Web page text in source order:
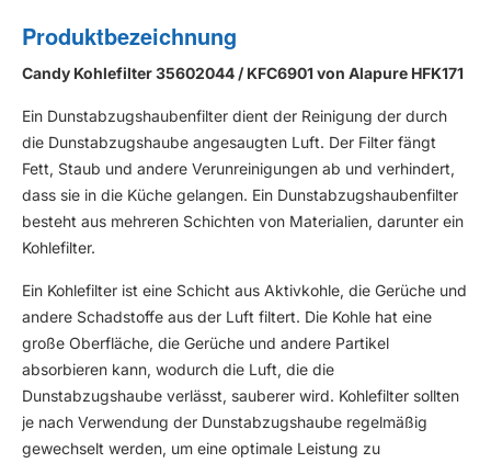
Produktbezeichnung
Candy Kohlefilter 35602044 / KFC6901 von Alapure HFK171
Ein Dunstabzugshaubenfilter dient der Reinigung der durch
die Dunstabzugshaube angesaugten Luft. Der Filter fängt
Fett, Staub und andere Verunreinigungen ab und verhindert,
dass sie in die Küche gelangen. Ein Dunstabzugshaubenfilter
besteht aus mehreren Schichten von Materialien, darunter ein
Kohlefilter.
Ein Kohlefilter ist eine Schicht aus Aktivkohle, die Gerüche und
andere Schadstoffe aus der Luft filtert. Die Kohle hat eine
große Oberfläche, die Gerüche und andere Partikel
absorbieren kann, wodurch die Luft, die die
Dunstabzugshaube verlässt, sauberer wird. Kohlefilter sollten
je nach Verwendung der Dunstabzugshaube regelmäßig
gewechselt werden, um eine optimale Leistung zu